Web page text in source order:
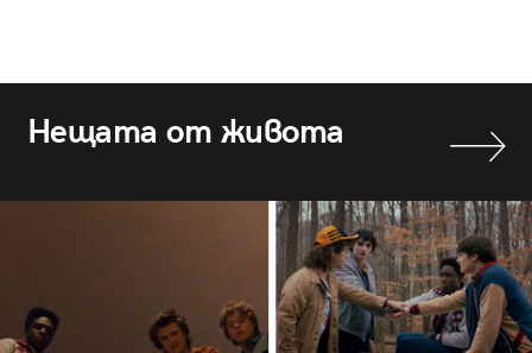
Нещата от живота